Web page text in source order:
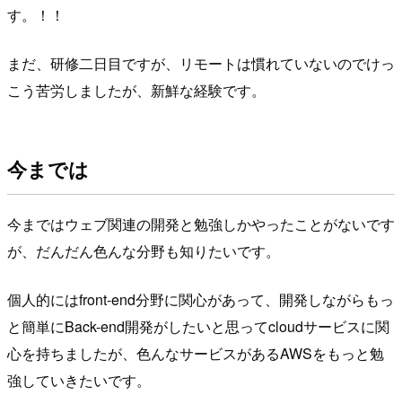
す。！！
まだ、研修二日目ですが、リモートは慣れていないのでけっ
こう苦労しましたが、新鮮な経験です。
今までは
今まではウェブ関連の開発と勉強しかやったことがないです
が、だんだん色んな分野も知りたいです。
個人的にはfront-end分野に関心があって、開発しながらもっ
と簡単にBack-end開発がしたいと思ってcloudサービスに関
心を持ちましたが、色んなサービスがあるAWSをもっと勉
強していきたいです。